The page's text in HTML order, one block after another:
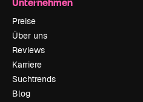
Preise
Über uns
Reviews
Karriere
Suchtrends
Blog